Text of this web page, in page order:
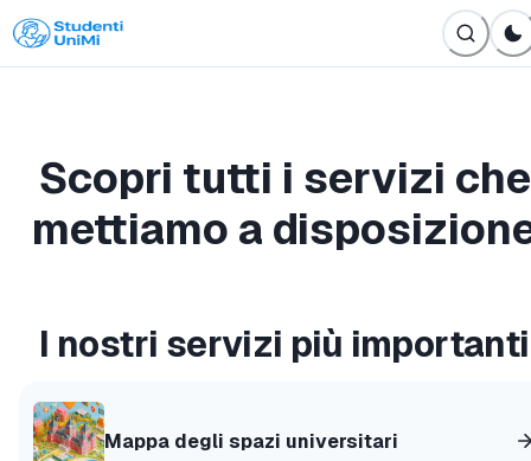
Skip
to
content
Scopri tutti i servizi che
mettiamo a
I nostri servizi più importanti
Mappa degli spazi universitari